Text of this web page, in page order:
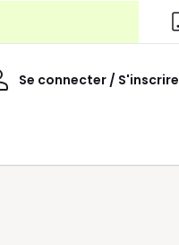
Se connecter / S'inscrire
Mon